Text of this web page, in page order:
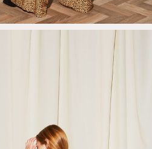
Κάνε την εγγραφή
κέρδισε10% έκπτωση